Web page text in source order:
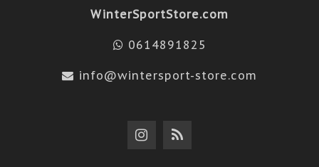
WinterSportStore.com
0614891825
info@wintersport-store.com